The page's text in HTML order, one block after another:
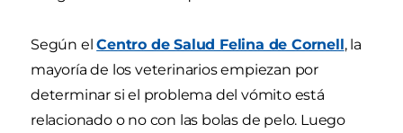
Según elCentro de Salud Felina de Cornell, la
mayoría de los veterinarios empiezan por
determinar si el problema del vómito está
relacionado o no con las bolas de pelo. Luego